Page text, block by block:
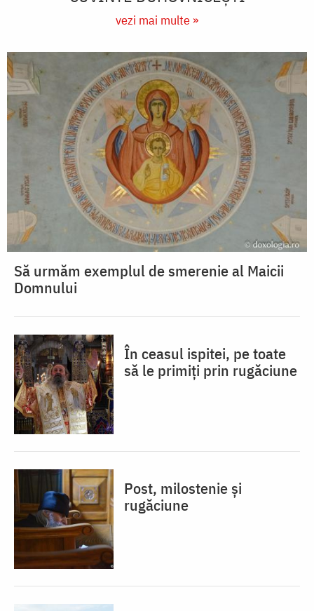
vezi mai multe »
Să urmăm exemplul de smerenie al Maicii
Domnului
În ceasul ispitei, pe toate
să le primiți prin rugăciune
Post, milostenie și
rugăciune